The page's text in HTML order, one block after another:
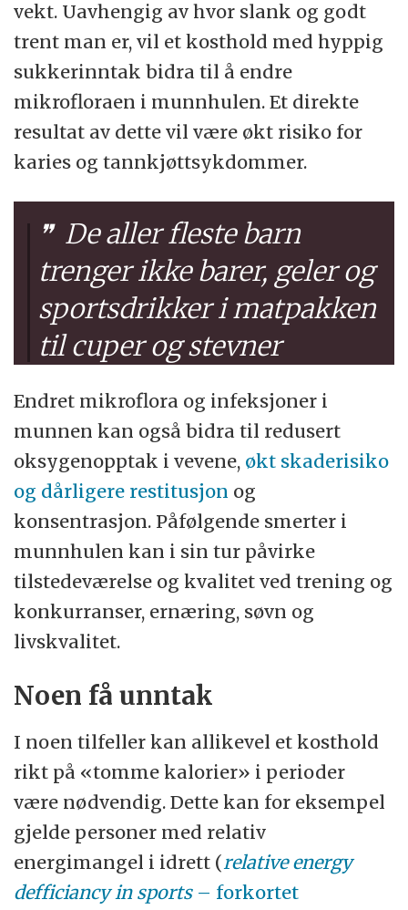
vekt. Uavhengig av hvor slank og godt
trent man er, vil et kosthold med hyppig
sukkerinntak bidra til å endre
mikrofloraen i munnhulen. Et direkte
resultat av dette vil være økt risiko for
karies og tannkjøttsykdommer.
De aller fleste barn
trenger ikke barer, geler og
sportsdrikker i matpakken
til cuper og stevner
Endret mikroflora og infeksjoner i
munnen kan også bidra til redusert
oksygenopptak i vevene, økt skaderisiko
og dårligere restitusjon og
konsentrasjon. Påfølgende smerter i
munnhulen kan i sin tur påvirke
tilstedeværelse og kvalitet ved trening og
konkurranser, ernæring, søvn og
livskvalitet.
Noen få unntak
I noen tilfeller kan allikevel et kosthold
rikt på «tomme kalorier» i perioder
være nødvendig. Dette kan for eksempel
gjelde personer med relativ
energimangel i idrett (relative energy
defficiancy in sports– forkortet